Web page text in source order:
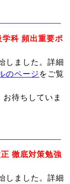
学科 頻出重要ポ
しました。詳細
のページをご覧
待ちしていま
徹底対策勉強
しました。詳細